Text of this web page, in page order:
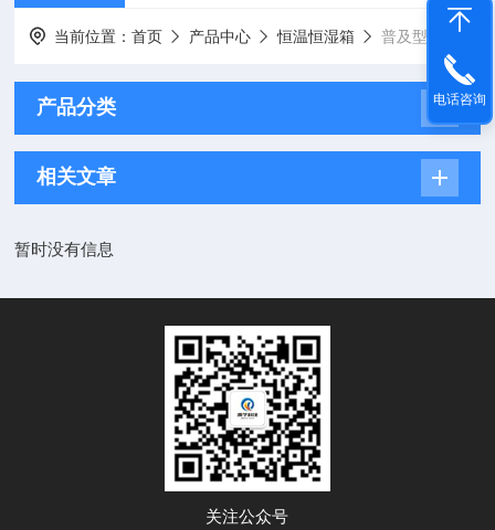
当前位置：首页 产品中心 恒温恒湿箱 普及型恒温恒湿箱
产品分类
相关文章
暂时没有信息
关注公众号
电话咨询